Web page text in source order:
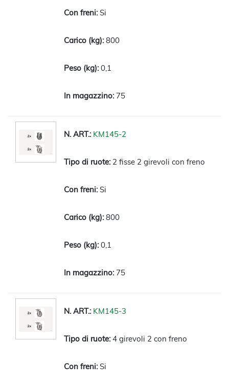
Si
800
0,1
75
KM145-2
2 fisse 2 girevoli con freno
Si
800
0,1
75
KM145-3
4 girevoli 2 con freno
Si